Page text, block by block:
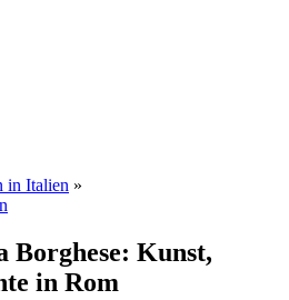
in Italien »
Borghese: Kunst,
in Rom